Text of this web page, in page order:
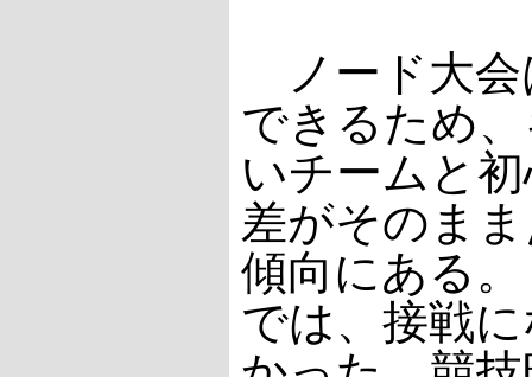
ノード大会
できるため
いチームと
差がそのま
傾向にある
では、接戦